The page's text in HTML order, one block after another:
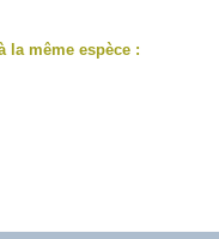
la même espèce :